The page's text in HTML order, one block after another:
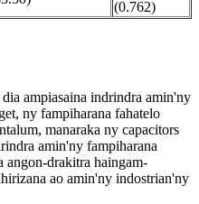
(0.762)
ampiasaina indrindra amin'ny
ny fampiharana fahatelo
manaraka ny capacitors
amin'ny fampiharana
angon-drakitra haingam-
ao amin'ny indostrian'ny